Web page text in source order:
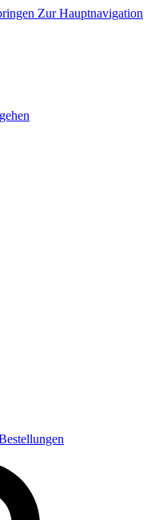
Zur Hauptnavigation